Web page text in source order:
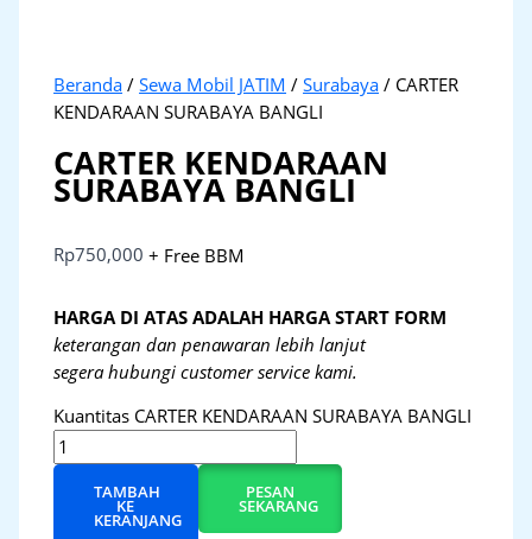
Beranda /Sewa Mobil JATIM /Surabaya / CARTER
KENDARAAN SURABAYA BANGLI
CARTER KENDARAAN
SURABAYA BANGLI
Rp750,000 + Free BBM
HARGA DI ATAS ADALAH HARGA START FORM
keterangan dan penawaran lebih lanjut
segera hubungi customer service kami.
Kuantitas CARTER KENDARAAN SURABAYA BANGLI
TAMBAH
KE
KERANJANG
PESAN
SEKARANG